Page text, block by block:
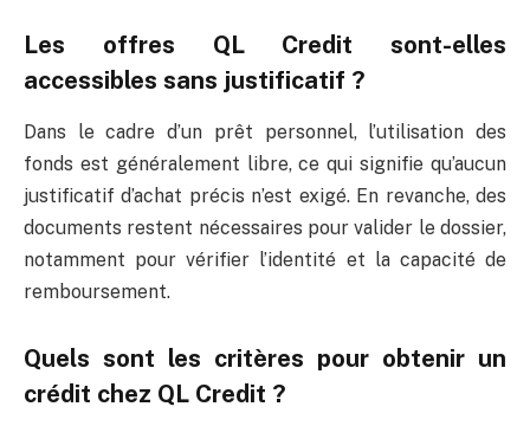
Les offres QL Credit sont-elles
accessibles sans justificatif ?
Dans le cadre d’un prêt personnel, l’utilisation des
fonds est généralement libre, ce qui signifie qu’aucun
justificatif d’achat précis n’est exigé. En revanche, des
documents restent nécessaires pour valider le dossier,
notamment pour vérifier l’identité et la capacité de
remboursement.
Quels sont les critères pour obtenir un
crédit chez QL Credit ?